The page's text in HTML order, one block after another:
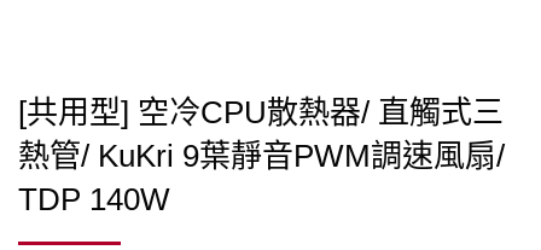
[共用型] 空冷CPU散熱器/ 直觸式三
熱管/ KuKri 9葉靜音PWM調速風扇/
TDP 140W